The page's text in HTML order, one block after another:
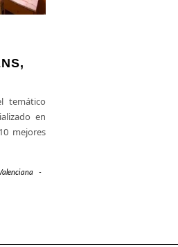
temático
en
mejores
-